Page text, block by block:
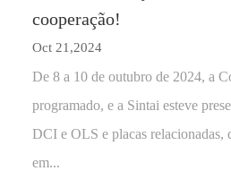
cooperação!
Oct 21,2024
De 8 a 10 de outubro de 2024, a
programado, e a Sintai esteve
DCI e OLS e placas relacionadas,
em...